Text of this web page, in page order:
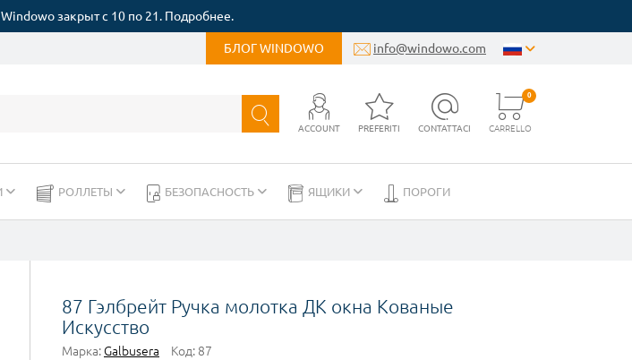
закрыт с 10 по 21. Подробнее.
БЛОГ WINDOWO info@windowo.com
ACCOUNT PREFERITI CONTATTACI CARRELLO
0
РОЛЛЕТЫ БЕЗОПАСНОСТЬ ЯЩИКИ ПОРОГИ
87 Гэлбрейт Ручка молотка ДК окна Кованые
Искусство
Марка: Galbusera Код: 87